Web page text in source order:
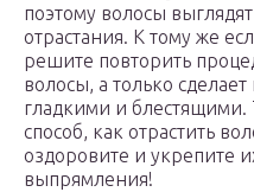
поэтому волосы
отрастания. К тому же
решите повторить
волосы, а только
гладкими и блестящими.
способ, как отрастить
оздоровите и укрепите
выпрямления!